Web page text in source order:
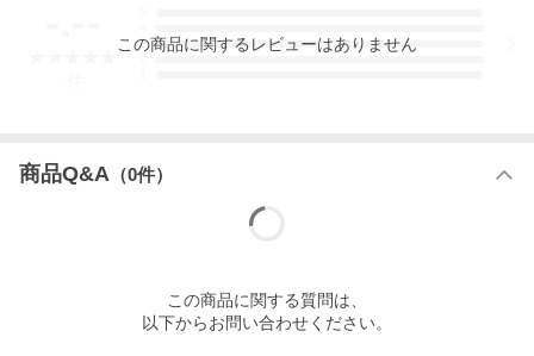
3
この商品に関するレビューはありません
商品Q&A （0件）
この商品に関する質問は、
以下からお問い合わせください。